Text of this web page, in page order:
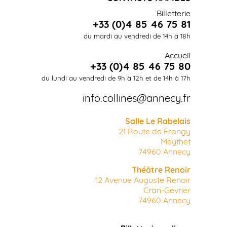
Billetterie
+33 (0)4 85 46 75 81
du mardi au vendredi de 14h à 18h
Accueil
+33 (0)4 85 46 75 80
du lundi au vendredi de 9h à 12h et de 14h à 17h
info.collines@annecy.fr
Salle Le Rabelais
21 Route de Frangy
Meythet
74960 Annecy
Théâtre Renoir
12 Avenue Auguste Renoir
Cran-Gevrier
74960 Annecy